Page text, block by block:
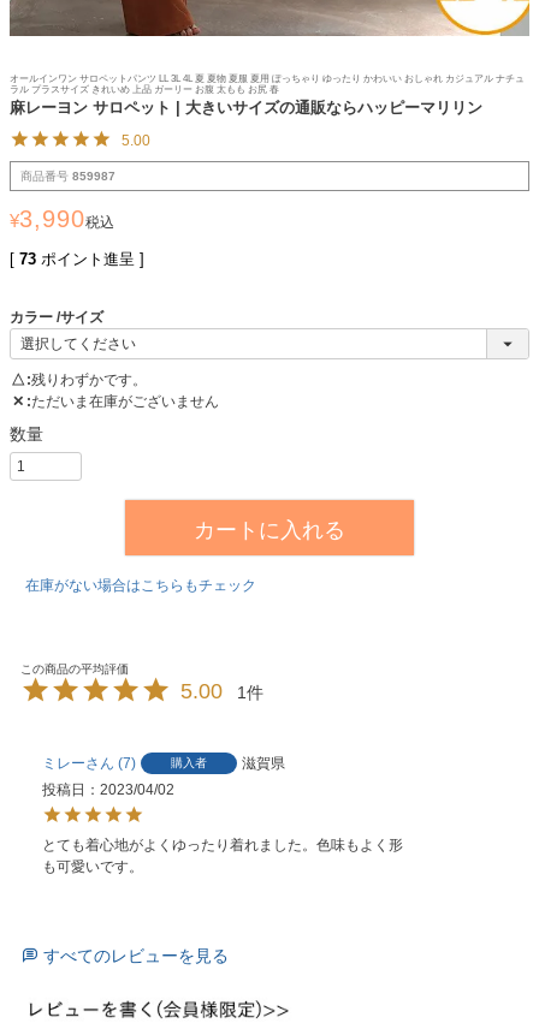
オールインワン サロペットパンツ LL 3L 4L 夏 夏物 夏服 夏用 ぽっちゃり ゆったり かわいい おしゃれ カジュアル ナチュ
ラル プラスサイズ きれいめ 上品 ガーリー お腹 太もも お尻 春
麻レーヨン サロペット | 大きいサイズの通販ならハッピーマリリン
5.00
商品番号 859987
¥3,990税込
[ 73 ポイント進呈 ]
カラー サイズ
△ 残りわずかです。
✕ ただいま在庫がございません
カートに入れる
在庫がない場合はこちらもチェック
5.00 1
ミレー 7 購入者
滋賀県
投稿日
2023/04/02
とても着心地がよくゆったり着れました。色味もよく形
も可愛いです。
すべてのレビューを見る